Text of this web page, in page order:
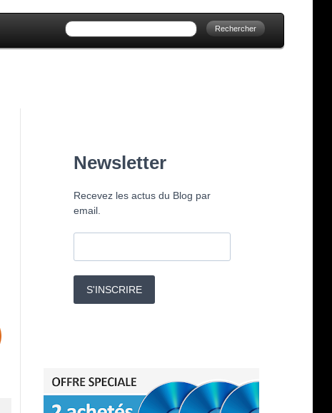
Newsletter
Recevez les actus du Blog par
email.
S'INSCRIRE